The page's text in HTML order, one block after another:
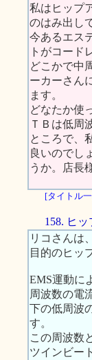
私はヒップ
のはみ出し
今あるエス
トがコード
どこかで中
ーカーさん
ます。
どなたか使
ＴＢは低周
ところで、
良いのでし
うか。店長
[タイトル
158. ヒ
リコさんは
目的のヒッ
EMS運動に
周波数の電
下の低周波
す。
この周波数
ツインビー